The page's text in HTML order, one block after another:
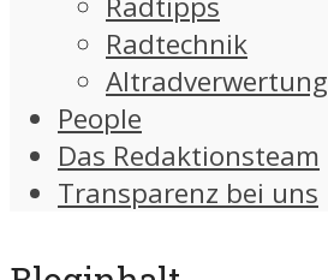
Radtechnik
Altradverwertung
People
Das Redaktionsteam
Transparenz bei uns